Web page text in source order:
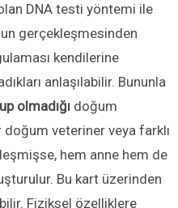
DNA testi yöntemi ile
gerçekleşmesinden
kendilerine
anlaşılabilir. Bununla
olmadığı doğum
doğum veteriner veya farklı
hem anne hem de
Bu kart üzerinden
Fiziksel özelliklere